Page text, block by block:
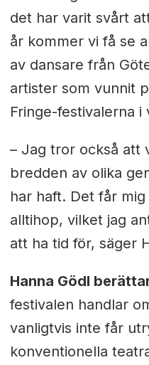
det har varit svårt
år kommer vi få se
av dansare från
artister som vunnit
Fringe-festivalerna i
– Jag tror också att
bredden av olika
har haft. Det får
alltihop, vilket jag
att ha tid för, säger
Hanna Gödl
festivalen handlar
vanligtvis inte får
konventionella